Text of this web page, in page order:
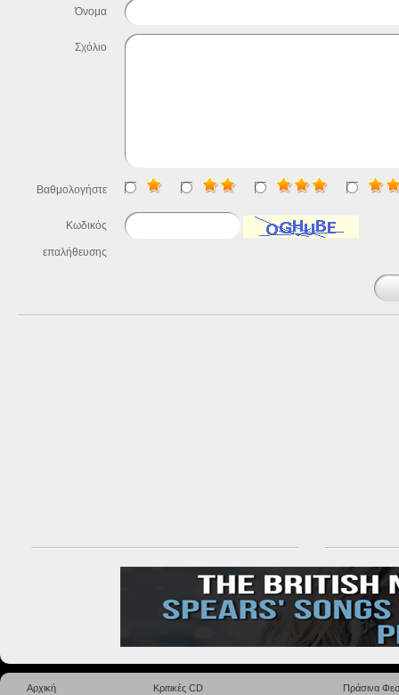
Όνομα
Σχόλιο
Βαθμολογήστε
Κωδικός
επαλήθευσης
Αρχική
Κριτικές CD
Πράσινα